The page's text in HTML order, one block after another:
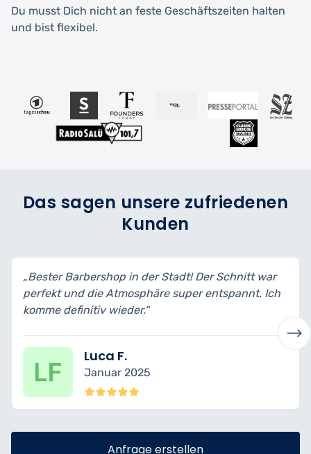
Du musst Dich nicht an feste Geschäftszeiten halten
und bist flexibel.
Das sagen unsere zufriedenen
Kunden
„Bester Barbershop in der Stadt! Der Schnitt war
perfekt und die Atmosphäre super entspannt. Ich
komme definitiv wieder.“
Luca F.
Januar 2025
Anfrage erstellen